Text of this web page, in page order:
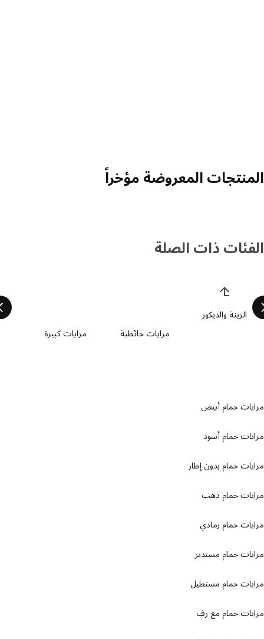
المعروضة مؤخراً
ذات الصلة
الزينة والديكور
مرايات حائطية
مرايات كبيرة
حمام أبيض
حمام أسود
حمام بدون إطار
حمام ذهب
حمام رمادي
حمام مستدير
حمام مستطيل
حمام مع رف